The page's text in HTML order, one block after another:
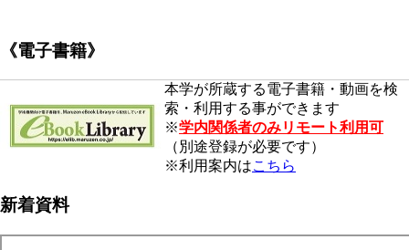
《電子書籍》
本学が所蔵する電子書籍・動画を検
索・利用する事ができます
※学内関係者のみリモート利用可
（別途登録が必要です）
※利用案内はこちら
新着資料